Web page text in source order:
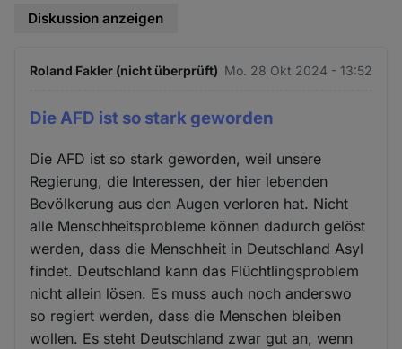
Diskussion anzeigen
Roland Fakler (nicht überprüft) Mo. 28 Okt 2024 - 13:52
Die AFD ist so stark geworden
Die AFD ist so stark geworden, weil unsere
Regierung, die Interessen, der hier lebenden
Bevölkerung aus den Augen verloren hat. Nicht
alle Menschheitsprobleme können dadurch gelöst
werden, dass die Menschheit in Deutschland Asyl
findet. Deutschland kann das Flüchtlingsproblem
nicht allein lösen. Es muss auch noch anderswo
so regiert werden, dass die Menschen bleiben
wollen. Es steht Deutschland zwar gut an, wenn